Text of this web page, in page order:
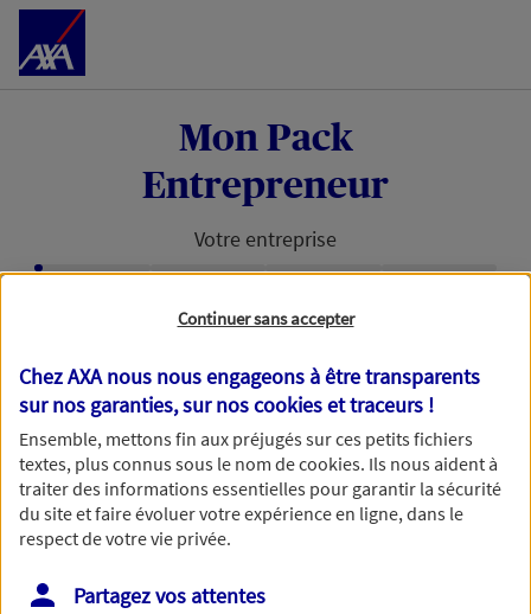
Accéder au Contenu
Mon Pack
Entrepreneur
Votre entreprise
Étape en cours :
Retrouvons votre entreprise avec
votre numéro de SIRET
Avec votre numéro de SIRET, nous pouvons vous
faire gagner du temps dans votre demande de
devis.
Continuer sans accepter
Chez AXA nous nous engageons à être transparents
sur nos garanties, sur noscookies et traceurs !
Ensemble, mettons fin aux préjugés sur ces petits fichiers
textes, plus connus sous le nom decookies. Ils nous aident à
traiter des informations essentielles pour garantir la sécurité
du site et faire évoluer votre expérience en ligne, dans le
respect de votre vie privée.
Partagez vos attentes